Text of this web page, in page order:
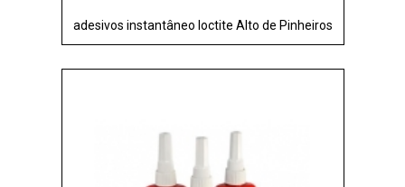
adesivos instantâneo loctite Alto de Pinheiros